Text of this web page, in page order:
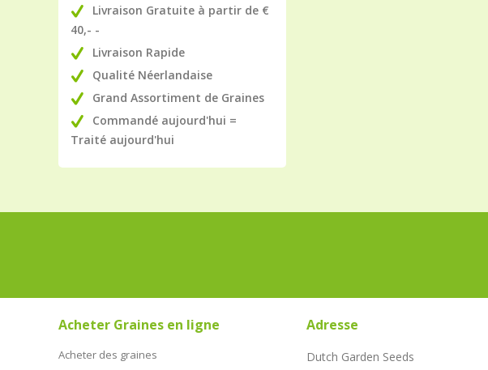
Livraison Gratuite à partir de €
40,- -
Livraison Rapide
Qualité Néerlandaise
Grand Assortiment de Graines
Commandé aujourd'hui =
Traité aujourd'hui
Acheter Graines en ligne
Acheter des graines
Adresse
Dutch Garden Seeds